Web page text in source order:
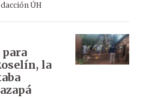
ÚH
para
la